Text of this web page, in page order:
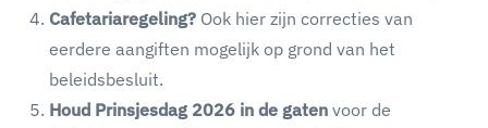
Cafetariaregeling? Ook hier zijn correcties van
eerdere aangiften mogelijk op grond van het
beleidsbesluit.
Houd Prinsjesdag 2026 in de gaten voor de